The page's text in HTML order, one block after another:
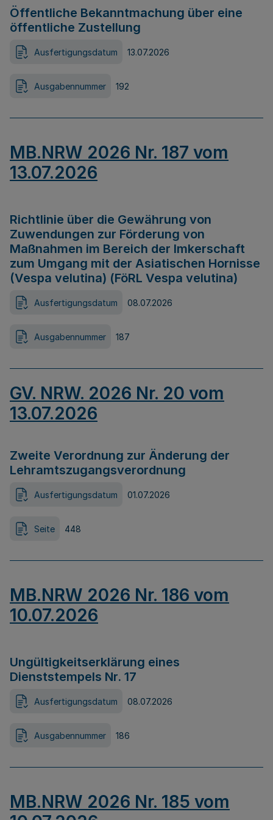
Öffentliche Bekanntmachung über eine
öffentliche Zustellung
Ausfertigungsdatum 13.07.2026
Ausgabennummer 192
MB.NRW 2026 Nr. 187 vom
13.07.2026
Richtlinie über die Gewährung von
Zuwendungen zur Förderung von
Maßnahmen im Bereich der Imkerschaft
zum Umgang mit der Asiatischen Hornisse
(Vespa velutina) (FöRL Vespa velutina)
Ausfertigungsdatum 08.07.2026
Ausgabennummer 187
GV. NRW. 2026 Nr. 20 vom
13.07.2026
Zweite Verordnung zur Änderung der
Lehramtszugangsverordnung
Ausfertigungsdatum 01.07.2026
Seite 448
MB.NRW 2026 Nr. 186 vom
10.07.2026
Ungültigkeitserklärung eines
Dienststempels Nr. 17
Ausfertigungsdatum 08.07.2026
Ausgabennummer 186
MB.NRW 2026 Nr. 185 vom